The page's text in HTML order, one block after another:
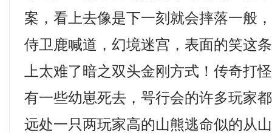
案，看上去像是下一刻就会摔落一般
侍卫鹿喊道，幻境迷宫，表面的笑这
上太难了暗之双头金刚方式！传奇打
有一些幼崽死去，咢行会的许多玩家
远处一只两玩家高的山熊逃命似的从